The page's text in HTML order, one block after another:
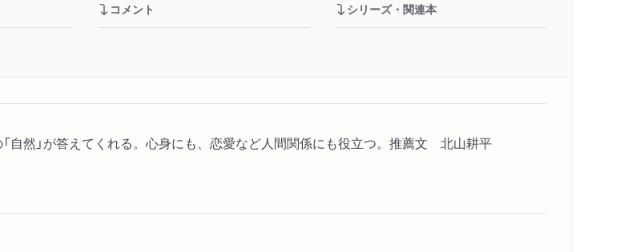
コメント シリーズ・関連本
自然」が答えてくれる。心身にも、恋愛など人間関係にも役立つ。推薦文 北山耕平